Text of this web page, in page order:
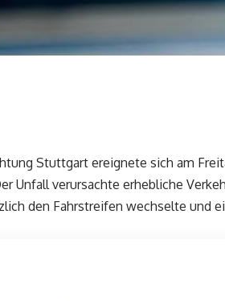
Stuttgart ereignete sich am
Unfall verursachte erhebliche
den Fahrstreifen wechselte und